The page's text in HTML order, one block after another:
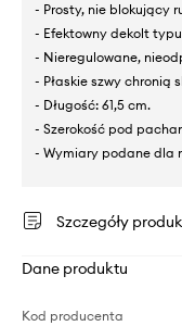
- Prosty, nie blokujący
- Efektowny dekolt
- Nieregulowane,
- Płaskie szwy chronią
- Długość: 61,5 cm.
- Szerokość pod
- Wymiary podane dla
Szczegóły
Dane produktu
Kod producenta